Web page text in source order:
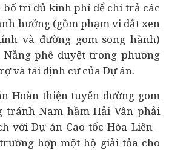
bố trí đủ kinh phí để chi trả các
hưởng (gồm phạm vi đất xen
và đường gom song hành)
Nẵng phê duyệt trong phương
và tái định cư của Dự án.
Hoàn thiện tuyến đường gom
tránh Nam hầm Hải Vân phải
với Dự án Cao tốc Hòa Liên -
hợp một hộ giải tỏa cho